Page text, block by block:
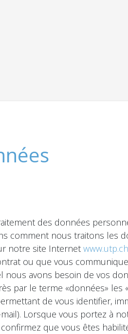
des données
comment nous traitons les
notre site Internet www.utp.ch
ou que vous
avons besoin de vos
par le terme «données» les
de vous identifier,
Lorsque vous portez à
que vous êtes